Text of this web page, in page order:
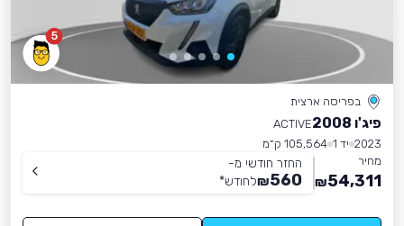
5
בפריסה ארצית
פיג'ו 2008
ACTIVE
2023 יד 1
105,564 ק״מ
מחיר
54,311
₪
החזר חודשי מ-
560
₪לחודש*